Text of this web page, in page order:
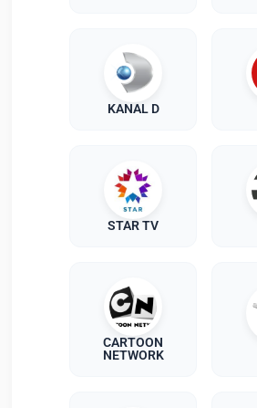
KANAL D
STAR TV
CARTOON
NETWORK